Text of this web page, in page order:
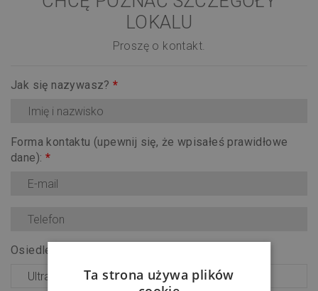
LOKALU
Proszę o kontakt.
Jak się nazywasz?*
Forma kontaktu (upewnij się, że wpisałeś prawidłowe
dane): *
Osiedle:
Ta strona używa plików